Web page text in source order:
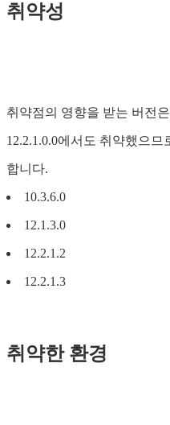
취약성
취약점의 영향을 받는 버전
12.2.1.0.0에서도 취약했으
합니다.
10.3.6.0
12.1.3.0
12.2.1.2
12.2.1.3
취약한 환경